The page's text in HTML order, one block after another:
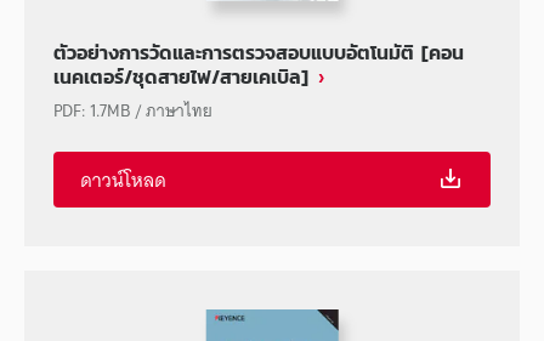
ตัวอย่างการวัดและการตรวจสอบแบบอัตโนมัติ [คอน
เนคเตอร์/ชุดสายไฟ/สายเคเบิล]
PDF: 1.7MB/ภาษาไทย
ดาวน์โหลด